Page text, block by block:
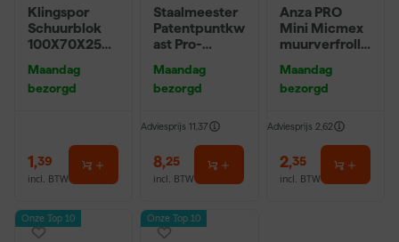
Klingspor
Schuurblok
100X70X25m
P220
Maandag
bezorgd
1,39
incl. BTW
Staalmeester
Patentpuntkw
ast Pro-
10 (2cm)
Maandag
bezorgd
Adviesprijs 11,37
8,25
incl. BTW
Anza PRO
Mini Micmex
muurverfrolle
Maandag
bezorgd
Adviesprijs 2,62
2,35
incl. BTW
Onze Top 10 Onze Top 10